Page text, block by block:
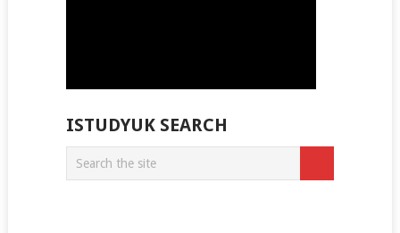
ISTUDYUK SEARCH